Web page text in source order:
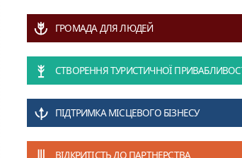
ГРОМАДА ДЛЯ ЛЮДЕЙ
СТВОРЕННЯ ТУРИСТИЧНОЇ
ПІДТРИМКА МІСЦЕВОГО БІЗНЕСУ
ВІДКРИТІСТЬ ДО ПАРТНЕРСТВА